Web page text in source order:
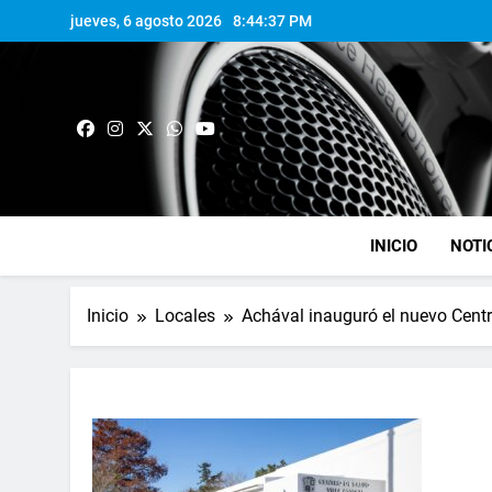
jueves, 6 agosto 2026 8:44:38 PM
INICIO
Inicio Locales Achával inauguró el nuevo